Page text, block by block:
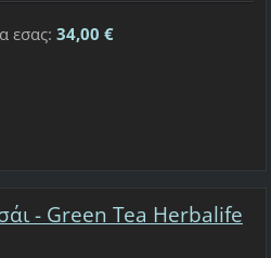
εσας: 34,00 €
- Green Tea Herbalife